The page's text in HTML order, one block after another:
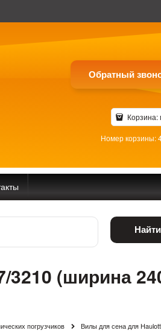
Обратный
Корзина:
Номер корзины:
Найти
3210 (ширина
погрузчиков
Вилы для сена для